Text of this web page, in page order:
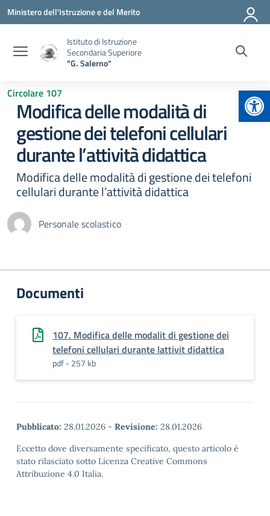
Vai ai contenuti
Vai al menu di navigazione
Vai al footer
Ministero dell'Istruzione e del Merito
Istituto di Istruzione
Secondaria Superiore
"G. Salerno"
Circolare 107
Modifica delle modalità di
gestione dei telefoni cellulari
durante l’attività didattica
Modifica delle modalità di gestione dei telefoni
cellulari durante l’attività didattica
Personale scolastico
Documenti
107. Modifica delle modalit di gestione dei
telefoni cellulari durante lattivit didattica
pdf - 257 kb
Pubblicato: 28.01.2026 - Revisione: 28.01.2026
Eccetto dove diversamente specificato, questo articolo è
stato rilasciato sotto Licenza Creative Commons
Attribuzione 4.0 Italia.